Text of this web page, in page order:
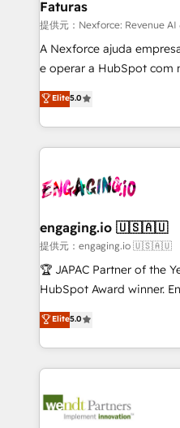
workflows 💼 Financial
workflows; audit-ready
intake; pipeline and
Commerce: Shopify,
portfolio and lifecycle
Manufacturing: ERP
implementations where required 💡
Clients Choose Us: Elite
built to scale.
Faturas
提供元：Nexforce: Revenue AI
A Nexforce ajuda
e operar a HubSpot com
previsibilidade de receita. Combinamos Revenue
Operations (RevOps) e
estruturar processos
dados e automatizar
operacional de receita
Também somos
e de mais de 150
contratar e pagar a
fiscal no Brasil e gerar
Oferecemos ainda
HubSpot que
empresas em 13 países
a maior parceira da
Elite5.0
engaging.io 🇺🇸🇦🇺
提供元：engaging.io 🇺🇸🇦🇺
🏆 JAPAC Partner of the
HubSpot Award winner. Engaging.io is one of
HubSpot’s most
globally, delivering
implementations for 16+
completed across APAC
migrations, custom
Elite5.0